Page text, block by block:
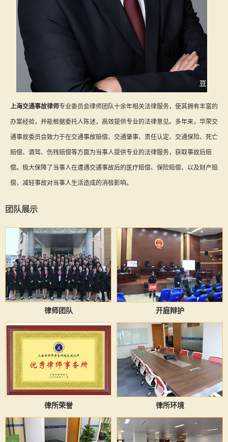
上海交通事故律师专业委员会律师团队十余年相关法律服务，使其拥有丰富的
办案经验，并能根据委托人陈述，高效提供专业的法律意见。多年来，华荣交
通事故委员会致力于在交通事故赔偿、交通肇事、责任认定、交通保险、死亡
赔偿、酒驾、伤残赔偿等方面为当事人提供专业的法律服务，获取事故后赔
偿。极大保障了当事人在遭遇交通事故后的医疗赔偿、保险赔偿、以及财产赔
偿，减轻事故对当事人生活造成的消极影响。
团队展示
律师团队 开庭辩护
律所荣誉 律所环境